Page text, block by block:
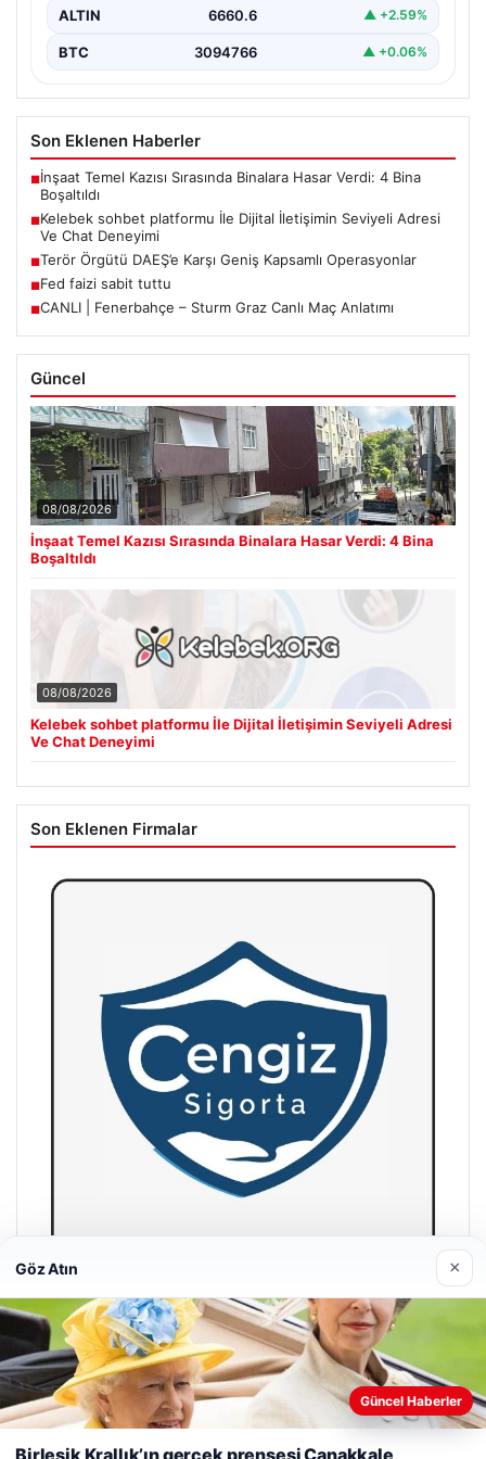
ALTIN 6660.6 ▲ +2.59%
BTC 3094766 ▲ +0.06%
Son Eklenen Haberler
■İnşaat Temel Kazısı Sırasında Binalara Hasar Verdi: 4 Bina
Boşaltıldı
■Kelebek sohbet platformu İle Dijital İletişimin Seviyeli Adresi
Ve Chat Deneyimi
■Terör Örgütü DAEŞ’e Karşı Geniş Kapsamlı Operasyonlar
■Fed faizi sabit tuttu
■CANLI | Fenerbahçe – Sturm Graz Canlı Maç Anlatımı
Güncel
08/08/2026
İnşaat Temel Kazısı Sırasında Binalara Hasar Verdi: 4 Bina
Boşaltıldı
08/08/2026
Kelebek sohbet platformu İle Dijital İletişimin Seviyeli Adresi
Ve Chat Deneyimi
Son Eklenen Firmalar
Hastaş Beton
26/05/2026
Web sitemizi nasıl kullandığınızı daha iyi anlayabilmek,
Göz Atın ×
Güncel Haberler
Birleşik Krallık’ın gerçek prensesi Çanakkale